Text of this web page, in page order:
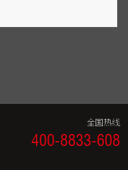
全国热线
400-8833-608